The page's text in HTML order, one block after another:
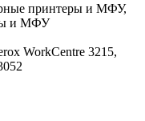
принтеры и МФУ,
и МФУ
WorkCentre 3215,